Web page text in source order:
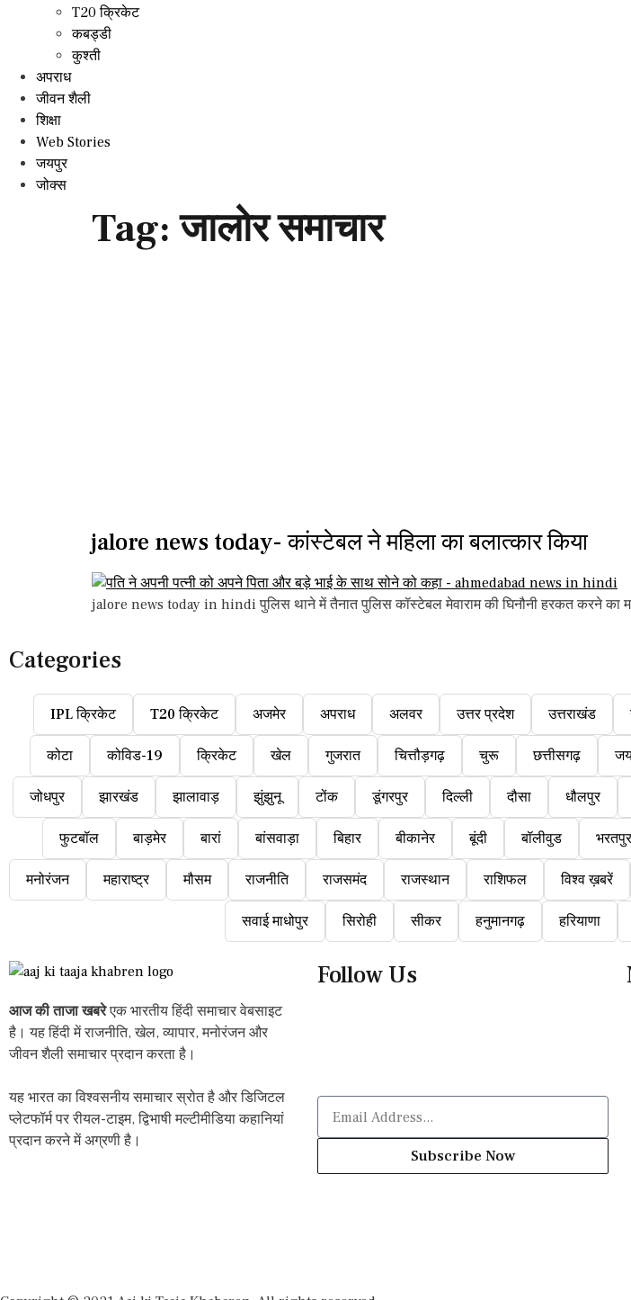
T20 क्रिकेट
कबड्डी
कुश्ती
अपराध
जीवन शैली
शिक्षा
Web Stories
जयपुर
जोक्स
Tag:जालोर समाचार
jalore news today- कांस्टेबल ने महिला का बलात्कार किया
jalore news today in hindi पुलिस थाने में तैनात पुलिस कॉस्टेबल मेवाराम की घिनौनी हरकत करने का
Categories
IPL क्रिकेट T20 क्रिकेट अजमेर अपराध अलवर उत्तर प्रदेश उत्तराखंड
कोटा कोविड-19 क्रिकेट खेल गुजरात चित्तौड़गढ़ चुरू छत्तीसगढ़
जोधपुर झारखंड झालावाड़ झुंझुनू टोंक डूंगरपुर दिल्ली दौसा धौलपुर
फुटबॉल बाड़मेर बारां बांसवाड़ा बिहार बीकानेर बूंदी बॉलीवुड भरतपुर
मनोरंजन महाराष्ट्र मौसम राजनीति राजसमंद राजस्थान राशिफल विश्व ख़बरें
सवाई माधोपुर सिरोही सीकर हनुमानगढ़ हरियाणा
आज की ताजा खबरेएक भारतीय हिंदी समाचार वेबसाइट
है। यह हिंदी में राजनीति, खेल, व्यापार, मनोरंजन और
जीवन शैली समाचार प्रदान करता है।
यह भारत का विश्वसनीय समाचार स्रोत है और डिजिटल
प्लेटफॉर्म पर रीयल-टाइम, द्विभाषी मल्टीमीडिया कहानियां
प्रदान करने में अग्रणी है।
Follow Us
Subscribe Now